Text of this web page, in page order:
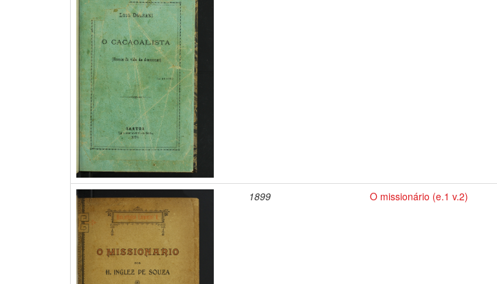
1899 O missionário (e.1 v.2)